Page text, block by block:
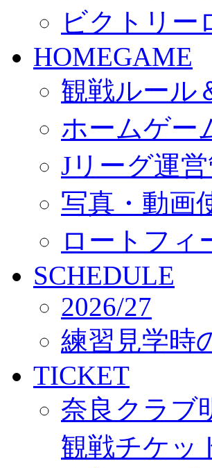
ビクトリー
HOMEGAME
観戦ルール
ホームゲー
Jリーグ運
写真・動画
ロートフィ
SCHEDULE
2026/27
練習見学時
TICKET
奈良クラブ
観戦チケッ